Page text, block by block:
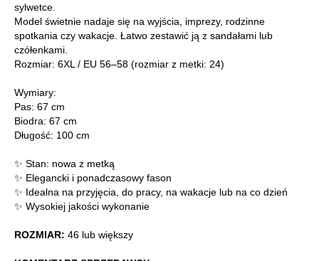
sylwetce.
Model świetnie nadaje się na wyjścia, imprezy, rodzinne
spotkania czy wakacje. Łatwo zestawić ją z sandałami lub
czółenkami.
Rozmiar: 6XL / EU 56–58 (rozmiar z metki: 24)
Wymiary:
Pas: 67 cm
Biodra: 67 cm
Długość: 100 cm
✨ Stan: nowa z metką
✨ Elegancki i ponadczasowy fason
✨ Idealna na przyjęcia, do pracy, na wakacje lub na co dzień
✨ Wysokiej jakości wykonanie
ROZMIAR: 46 lub większy